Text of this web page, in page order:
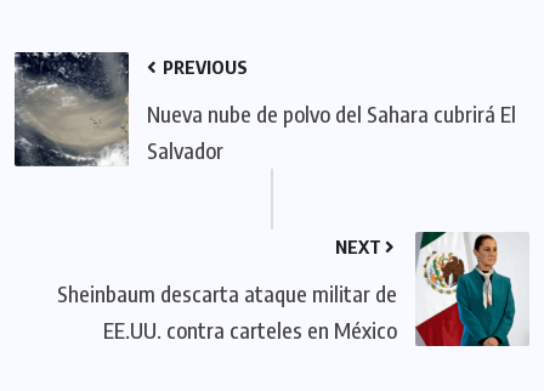
PREVIOUS
Nueva nube de polvo del Sahara cubrirá El
Salvador
NEXT
Sheinbaum descarta ataque militar de
EE.UU. contra carteles en México